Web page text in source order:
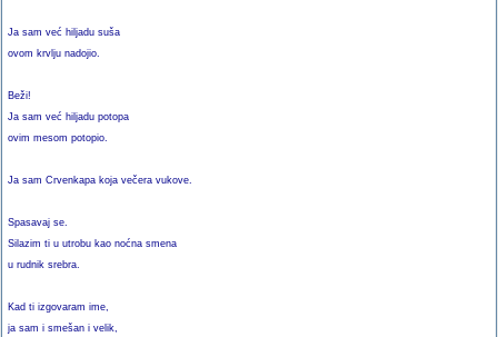
Ja sam već hiljadu suša
ovom krvlju nadojio.
Beži!
Ja sam već hiljadu potopa
ovim mesom potopio.
Ja sam Crvenkapa koja večera vukove.
Spasavaj se.
Silazim ti u utrobu kao noćna smena
u rudnik srebra.
Kad ti izgovaram ime,
ja sam i smešan i velik,